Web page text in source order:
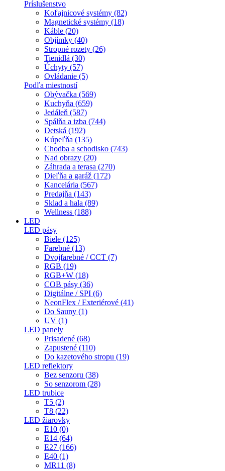
Príslušenstvo
Koľajnicové systémy (82)
Magnetické systémy (18)
Káble (20)
Objímky (40)
Stropné rozety (26)
Tienidlá (30)
Úchyty (57)
Ovládanie (5)
Podľa miestností
Obývačka (569)
Kuchyňa (659)
Jedáleň (587)
Spálňa a izba (744)
Detská (192)
Kúpeľňa (135)
Chodba a schodisko (743)
Nad obrazy (20)
Záhrada a terasa (270)
Dieľňa a garáž (172)
Kancelária (567)
Predajňa (143)
Sklad a hala (89)
Wellness (188)
LED
LED pásy
Biele (125)
Farebné (13)
Dvojfarebné / CCT (7)
RGB (19)
RGB+W (18)
COB pásy (36)
Digitálne / SPI (6)
NeonFlex / Exteriérové (41)
Do Sauny (1)
UV (1)
LED panely
Prisadené (68)
Zapustené (110)
Do kazetového stropu (19)
LED reflektory
Bez senzoru (38)
So senzorom (28)
LED trubice
T5 (2)
T8 (22)
LED žiarovky
E10 (0)
E14 (64)
E27 (166)
E40 (1)
MR11 (8)